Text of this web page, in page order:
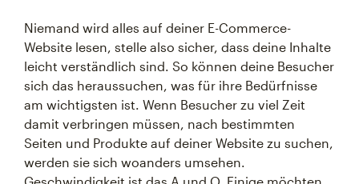
Niemand wird alles auf deiner E-Commerce-
Website lesen, stelle also sicher, dass deine Inhalte
leicht verständlich sind. So können deine Besucher
sich das heraussuchen, was für ihre Bedürfnisse
am wichtigsten ist. Wenn Besucher zu viel Zeit
damit verbringen müssen, nach bestimmten
Seiten und Produkte auf deiner Website zu suchen,
werden sie sich woanders umsehen.